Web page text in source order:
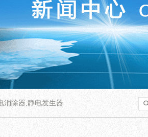
消除器;静电发生器